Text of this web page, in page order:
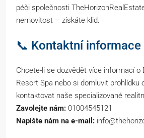
péči společnosti
nemovitost – získáte klid.
📞 Kontaktní informace
Chcete-li se dozvědět více informací o
Resort Spa nebo si domluvit prohlídku
kontaktovat naše specializované
Zavolejte nám: 01004545121
Napište nám na e-mail: